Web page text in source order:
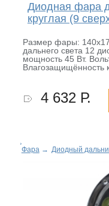
Диодная фара
круглая (9
Размер фары:
дальнего света 12
мощность 45 Вт.
Влагозащищённость
4 632 Р.
Фара→ Диодный